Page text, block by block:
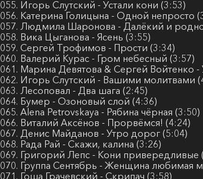
055. Игорь Слутский - Устали кони (3:53)
056. Катерина Голицына - Одной непросто
057. Людмила Шаронова - Далёкий и
058. Вика Цыганова - Ясень (3:55)
059. Сергей Трофимов - Прости (3:34)
060. Валерий Курас - Гром небесный (3:57)
061. Марина Девятова & Сергей Войтенко -
062. Игорь Слутский - Вашими молитвами
063. Лесоповал - Два шага (2:45)
064. Бумер - Озоновый слой (4:36)
065. Alena Petrovskaya - Рябина чёрная (3:50)
066. Виталий Аксёнов - Прорвёмся! (4:24)
067. Денис Майданов - Утро дорог (5:04)
068. Рада Рай - Скажи, калина (3:26)
069. Григорий Лепс - Кони привередливые
070. Группа Сентябрь - Женщина любимая
071. Гоша Грачевский - Скрипач (3:58)